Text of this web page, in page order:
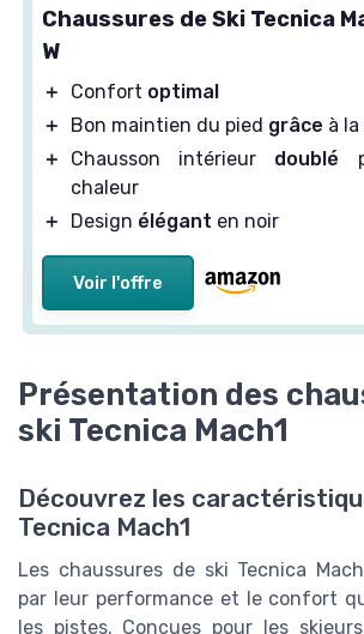
Chaussures de Ski Tecnica
W
＋ Confort optimal
＋
Bon maintien du pied grâce à
＋
Chausson intérieur doublé
chaleur
＋
Design élégant en noir
Voir l'offre
Présentation des
ski Tecnica Mach1
Découvrez les
Tecnica Mach1
Les chaussures de ski Tecnica
par leur performance et le confort
les pistes. Conçues pour les